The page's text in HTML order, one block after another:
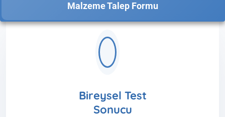
Malzeme Talep Formu
Bireysel Test
Sonucu